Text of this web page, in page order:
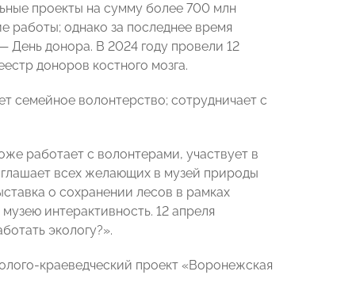
проекты на сумму более 700 млн
работы; однако за последнее время
День донора. В 2024 году провели 12
доноров костного мозга.
семейное волонтерство; сотрудничает с
работает с волонтерами, участвует в
всех желающих в музей природы
о сохранении лесов в рамках
интерактивность. 12 апреля
экологу?».
краеведческий проект «Воронежская